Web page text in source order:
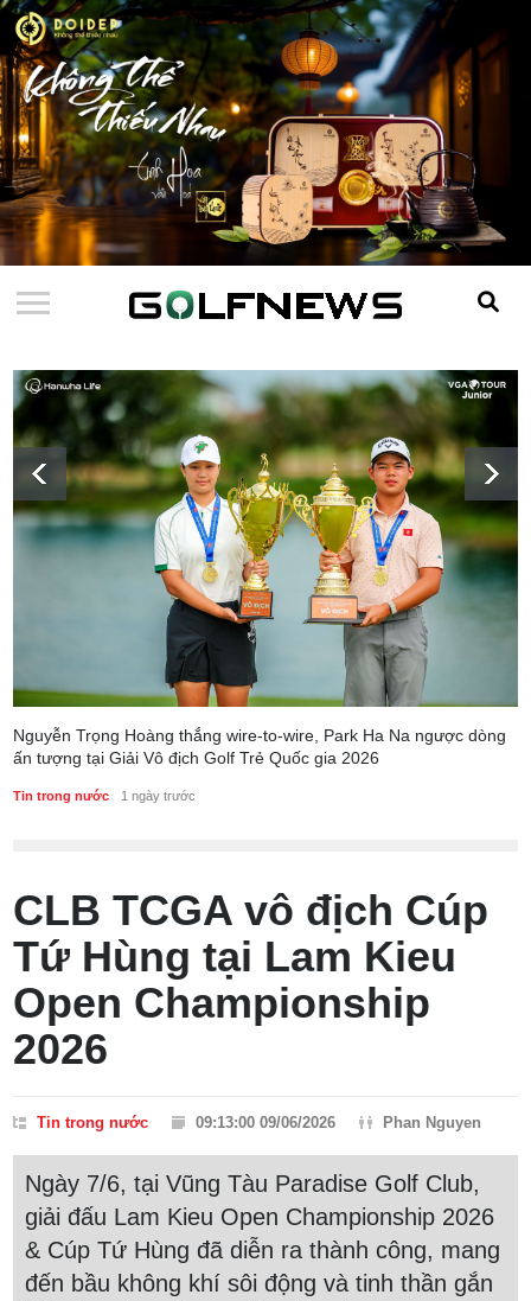
Nguyễn Trọng Hoàng thắng wire-to-wire, Park Ha Na ngược dòng
ấn tượng tại Giải Vô địch Golf Trẻ Quốc gia 2026
Tin trong nước 1 ngày trước
CLB TCGA vô địch Cúp
Tứ Hùng tại Lam Kieu
Open Championship
2026
Tin trong nước 09:13:00 09/06/2026 Phan Nguyen
Ngày 7/6, tại Vũng Tàu Paradise Golf Club,
giải đấu Lam Kieu Open Championship 2026
& Cúp Tứ Hùng đã diễn ra thành công, mang
đến bầu không khí sôi động và tinh thần gắn